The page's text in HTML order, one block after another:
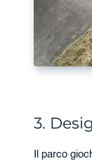
3.
Il parco